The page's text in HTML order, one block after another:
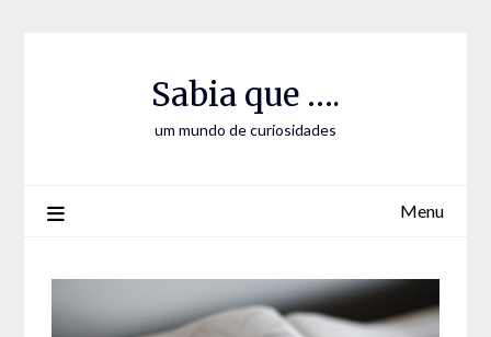
Sabia que ….
um mundo de curiosidades
Menu